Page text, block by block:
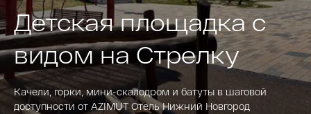
Детская площадка с
видом на Стрелку
Качели, горки, мини-скалодром и батуты в шаговой
доступности от AZIMUT Отель Нижний Новгород